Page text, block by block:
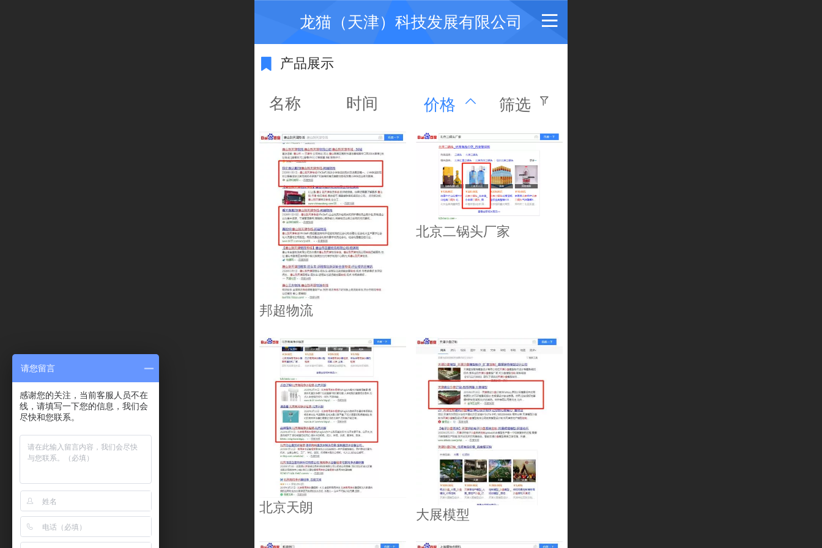
龙猫（天津）科技发展有限公司
产品展示
名称 时间 价格 筛选
邦超物流
北京二锅头厂家
北京天朗 大展模型
请您留言
感谢您的关注，当前客服人员不在
线，请填写一下您的信息，我们会
尽快和您联系。